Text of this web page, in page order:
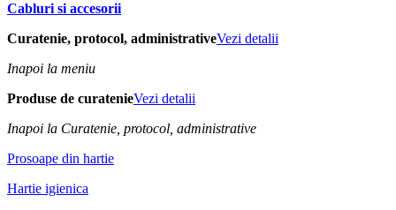
Cabluri si accesorii
Curatenie, protocol, administrativeVezi detalii
Inapoi la meniu
Produse de curatenieVezi detalii
Inapoi la Curatenie, protocol, administrative
Prosoape din hartie
Hartie igienica